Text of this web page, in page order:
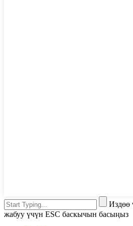
Издөө
жабуу үчүн ESC баскычын басыңыз